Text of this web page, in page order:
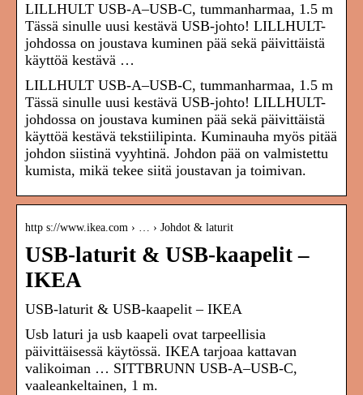
LILLHULT USB-A–USB-C, tummanharmaa, 1.5 m
Tässä sinulle uusi kestävä USB-johto! LILLHULT-
johdossa on joustava kuminen pää sekä päivittäistä
käyttöä kestävä …
LILLHULT USB-A–USB-C, tummanharmaa, 1.5 m
Tässä sinulle uusi kestävä USB-johto! LILLHULT-
johdossa on joustava kuminen pää sekä päivittäistä
käyttöä kestävä tekstiilipinta. Kuminauha myös pitää
johdon siistinä vyyhtinä. Johdon pää on valmistettu
kumista, mikä tekee siitä joustavan ja toimivan.
http s://www.ikea.com › … › Johdot & laturit
USB-laturit & USB-kaapelit –
IKEA
USB-laturit & USB-kaapelit – IKEA
Usb laturi ja usb kaapeli ovat tarpeellisia
päivittäisessä käytössä. IKEA tarjoaa kattavan
valikoiman … SITTBRUNN USB-A–USB-C,
vaaleankeltainen, 1 m.